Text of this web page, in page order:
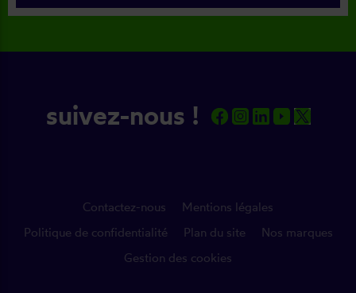
suivez-nous !
Contactez-nous
Mentions légales
Politique de confidentialité
Plan du site
Nos marques
Gestion des cookies